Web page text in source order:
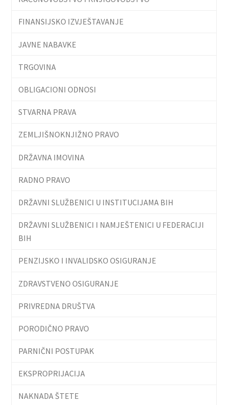
FINANSIJSKO IZVJEŠTAVANJE
JAVNE NABAVKE
TRGOVINA
OBLIGACIONI ODNOSI
STVARNA PRAVA
ZEMLJIŠNOKNJIŽNO PRAVO
DRŽAVNA IMOVINA
RADNO PRAVO
DRŽAVNI SLUŽBENICI U INSTITUCIJAMA BIH
DRŽAVNI SLUŽBENICI I NAMJEŠTENICI U FEDERACIJI
BIH
PENZIJSKO I INVALIDSKO OSIGURANJE
ZDRAVSTVENO OSIGURANJE
PRIVREDNA DRUŠTVA
PORODIČNO PRAVO
PARNIČNI POSTUPAK
EKSPROPRIJACIJA
NAKNADA ŠTETE